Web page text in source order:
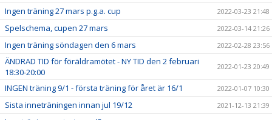
Ingen träning 27 mars p.g.a. cup 2022-03-23 21:48
Spelschema, cupen 27 mars 2022-03-14 21:26
Ingen träning söndagen den 6 mars 2022-02-28 23:56
ÄNDRAD TID för föräldramötet - NY TID den 2 februari
18:30-20:00
2022-01-23 20:49
INGEN träning 9/1 - första träning för året är 16/1 2022-01-07 10:30
Sista inneträningen innan jul 19/12 2021-12-13 21:39